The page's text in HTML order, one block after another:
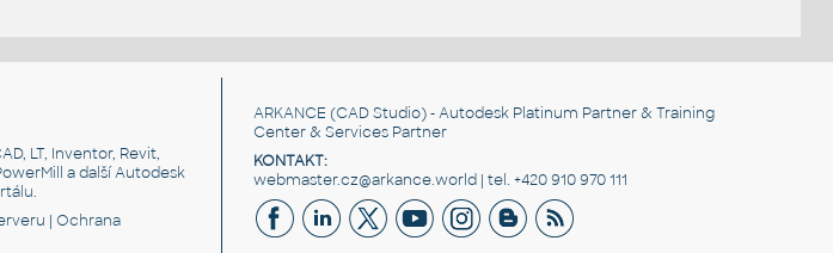
LT, Inventor, Revit,
a další Autodesk
.
|Ochrana
ARKANCE (CAD Studio) - Autodesk Platinum Partner & Training
Center & Services Partner
KONTAKT:
webmaster.cz@arkance.world | tel. +420 910 970 111